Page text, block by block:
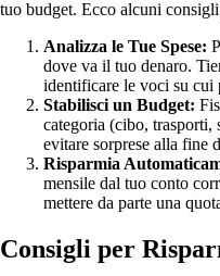
tuo budget. Ecco alcuni
Analizza le Tue Spese:
dove va il tuo denaro.
identificare le voci su cui
Stabilisci un Budget:
categoria (cibo, trasporti,
evitare sorprese alla fine
Risparmia
mensile dal tuo conto
mettere da parte una
Consigli per